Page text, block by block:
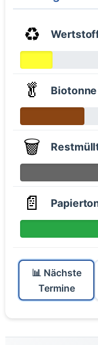
♻️
🥬 Biotonne
🗑️
📄
📊 Nächste
Termine